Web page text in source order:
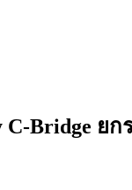
Bridge ย